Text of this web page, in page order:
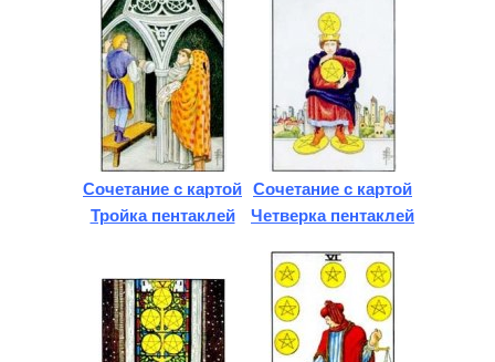
Сочетание с картой
Тройка пентаклей
Сочетание с картой
Четверка пентаклей